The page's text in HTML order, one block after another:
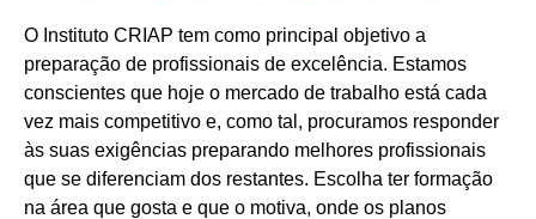
O Instituto CRIAP tem como principal objetivo a
preparação de profissionais de excelência. Estamos
conscientes que hoje o mercado de trabalho está cada
vez mais competitivo e, como tal, procuramos responder
às suas exigências preparando melhores profissionais
que se diferenciam dos restantes. Escolha ter formação
na área que gosta e que o motiva, onde os planos